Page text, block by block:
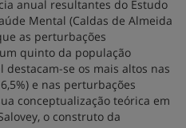
anual resultantes do Estudo
Mental (Caldas de Almeida
as perturbações
quinto da população
se os mais altos nas
e nas perturbações
conceptualização teórica em
o construto da